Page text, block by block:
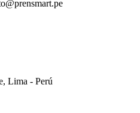
Lima - Perú